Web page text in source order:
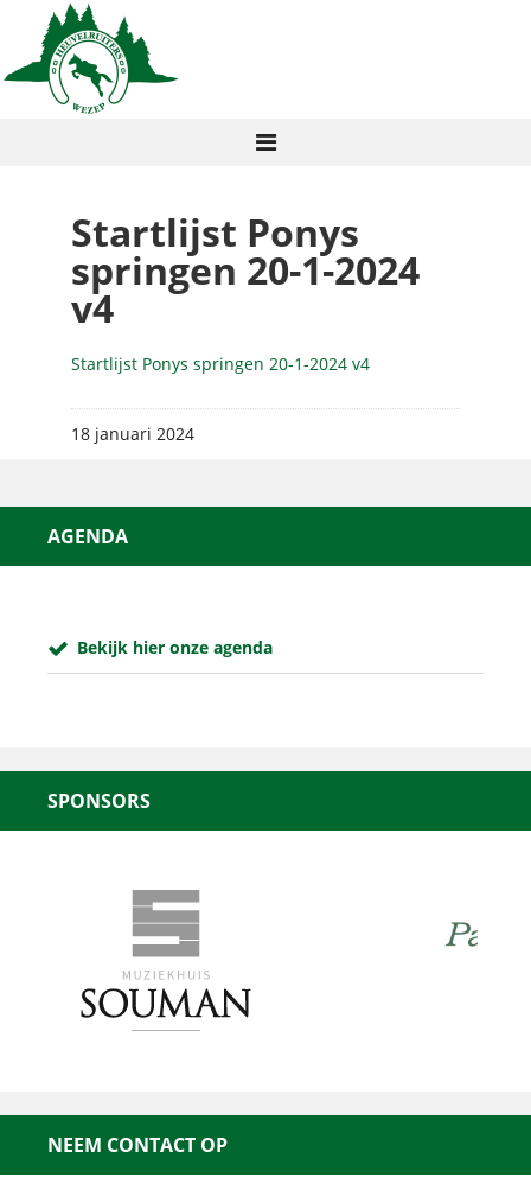
Startlijst Ponys
springen 20-1-2024
v4
Startlijst Ponys springen 20-1-2024 v4
18 januari 2024
AGENDA
Bekijk hier onze agenda
SPONSORS
NEEM CONTACT OP